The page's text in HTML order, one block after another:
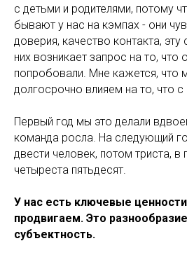
с детьми и родителями, потому
бывают у нас на кэмпах - они
доверия, качество контакта,
них возникает запрос на то, что
попробовали. Мне кажется, что
долгосрочно влияем на то, что с
Первый год мы это делали
команда росла. На следующий
двести человек, потом триста,
четыреста пятьдесят.
У нас есть ключевые
продвигаем. Это
субъектность.